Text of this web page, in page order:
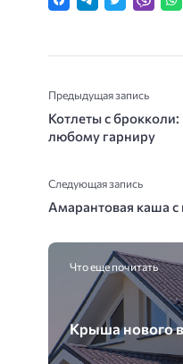
Предыдущая запись
Котлеты с
любому гарниру
Следующая запись
Амарантовая каша
Что еще почитать
Крыша нового